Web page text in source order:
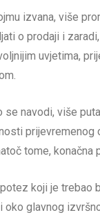
izvana, više
o prodaji i
uvjetima,
se navodi, više
tome, konačna
koji je trebao
oko glavnog